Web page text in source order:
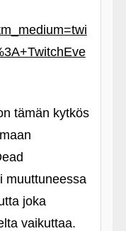
tämän kytkös
muuttuneessa
joka
vaikuttaa.